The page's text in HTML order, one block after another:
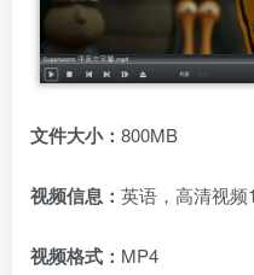
文件大小： 800MB
视频信息： 英语，高清视频
视频格式： MP4